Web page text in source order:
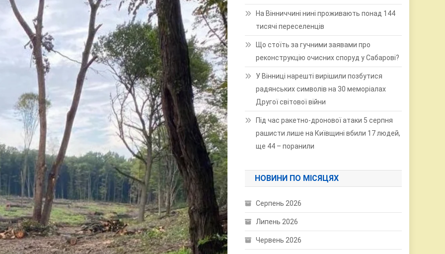
На Вінниччині нині проживають понад 144
тисячі переселенців
Що стоїть за гучними заявами про
реконструкцію очисних споруд у Сабарові?
У Вінниці нарешті вирішили позбутися
радянських символів на 30 меморіалах
Другої світової війни
Під час ракетно-дронової атаки 5 серпня
рашисти лише на Київщині вбили 17 людей,
ще 44 – поранили
НОВИНИ ПО МІСЯЦЯХ
Серпень 2026
Липень 2026
Червень 2026